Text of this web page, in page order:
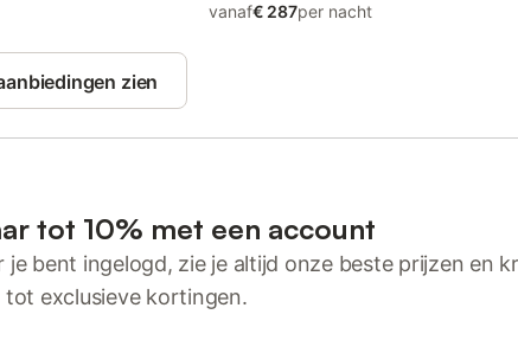
vanaf€ 287per nacht
zien
tot 10% met een account
je bent ingelogd, zie je altijd onze beste prijzen en
exclusieve kortingen.